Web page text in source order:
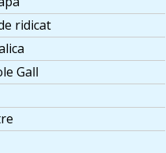
ridicat
Gall